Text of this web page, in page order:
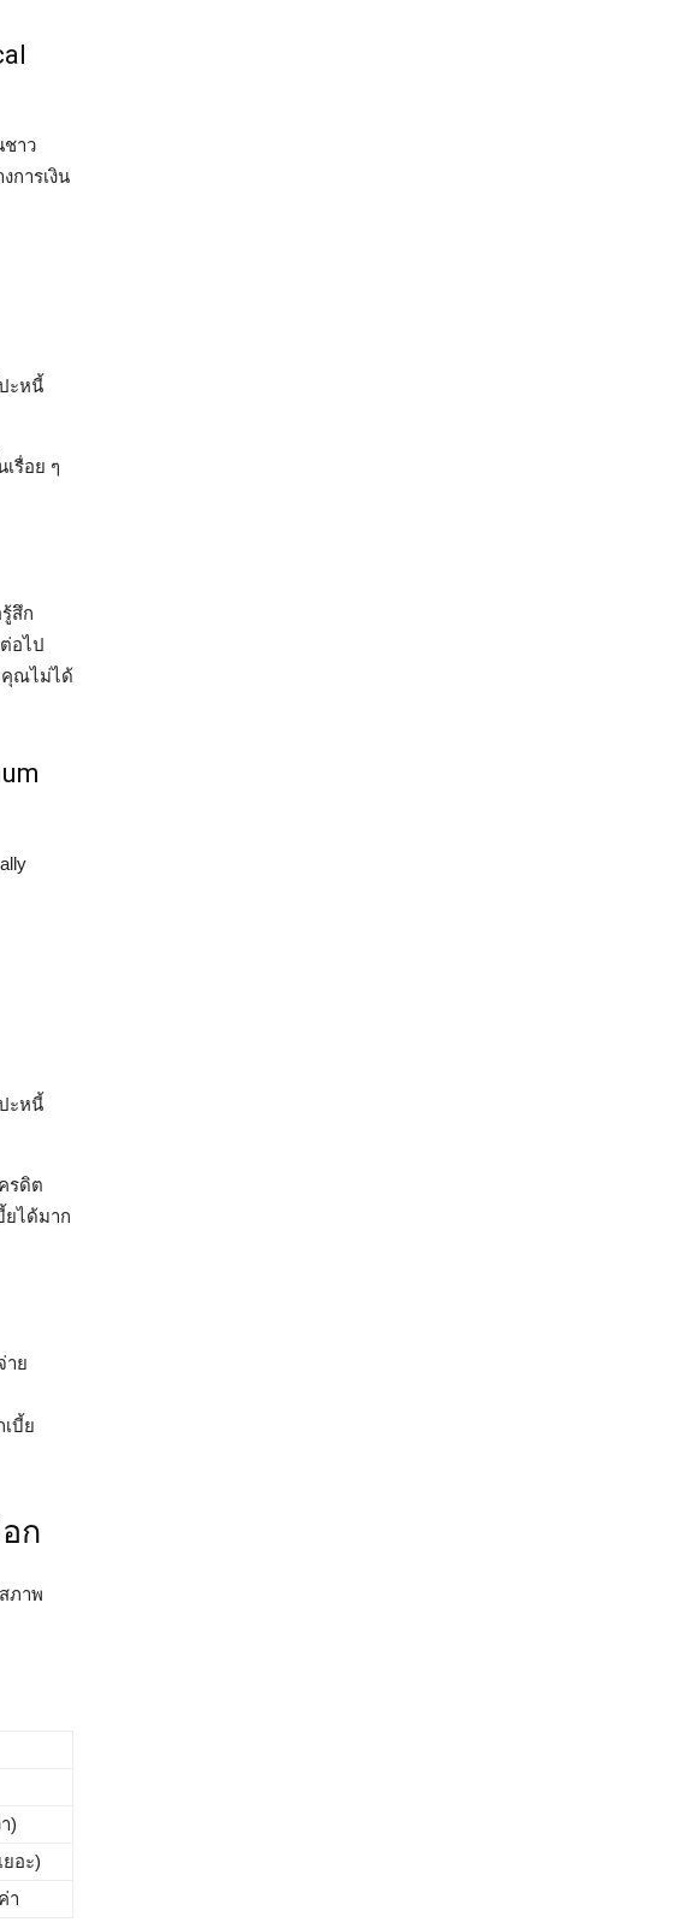
ชาว
การเงิน
ะหนี้
รื่อย ๆ
สึก
อไป
คุณไม่ได้
ะหนี้
รดิต
ยได้มาก
าย
บี้ย
ก
ภาพ
)
อะ)
า